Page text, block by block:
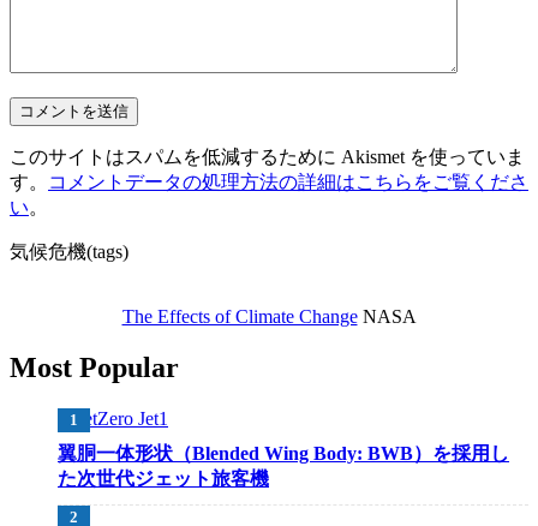
このサイトはスパムを低減するために Akismet を使っていま
す。
コメントデータの処理方法の詳細はこちらをご覧くださ
い。
気候危機(tags)
The Effects of Climate ChangeNASA
Most Popular
翼胴一体形状（Blended Wing Body: BWB）を採用し
た次世代ジェット旅客機